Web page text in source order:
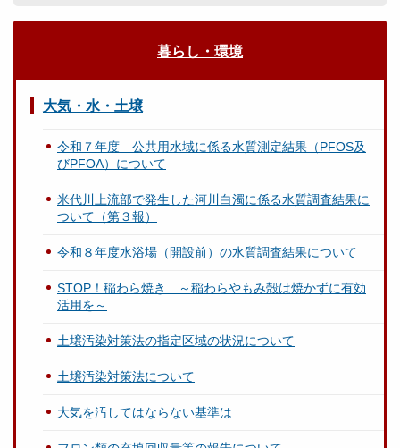
暮らし・環境
大気・水・土壌
令和７年度 公共用水域に係る水質測定結果（PFOS及
びPFOA）について
米代川上流部で発生した河川白濁に係る水質調査結果に
ついて（第３報）
令和８年度水浴場（開設前）の水質調査結果について
STOP！稲わら焼き ～稲わらやもみ殻は焼かずに有効
活用を～
土壌汚染対策法の指定区域の状況について
土壌汚染対策法について
大気を汚してはならない基準は